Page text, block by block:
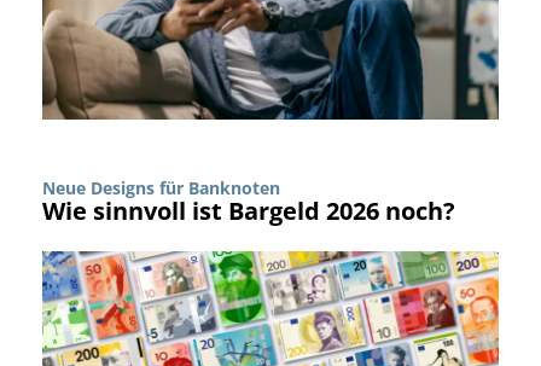
Neue Designs für Banknoten
Wie sinnvoll ist Bargeld 2026 noch?